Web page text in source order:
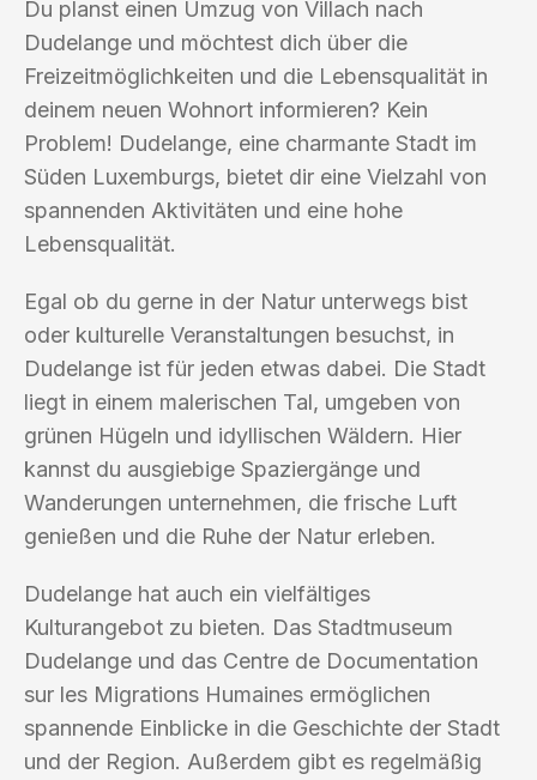
Du planst einen Umzug von Villach nach
Dudelange und möchtest dich über die
Freizeitmöglichkeiten und die Lebensqualität in
deinem neuen Wohnort informieren? Kein
Problem! Dudelange, eine charmante Stadt im
Süden Luxemburgs, bietet dir eine Vielzahl von
spannenden Aktivitäten und eine hohe
Lebensqualität.
Egal ob du gerne in der Natur unterwegs bist
oder kulturelle Veranstaltungen besuchst, in
Dudelange ist für jeden etwas dabei. Die Stadt
liegt in einem malerischen Tal, umgeben von
grünen Hügeln und idyllischen Wäldern. Hier
kannst du ausgiebige Spaziergänge und
Wanderungen unternehmen, die frische Luft
genießen und die Ruhe der Natur erleben.
Dudelange hat auch ein vielfältiges
Kulturangebot zu bieten. Das Stadtmuseum
Dudelange und das Centre de Documentation
sur les Migrations Humaines ermöglichen
spannende Einblicke in die Geschichte der Stadt
und der Region. Außerdem gibt es regelmäßig